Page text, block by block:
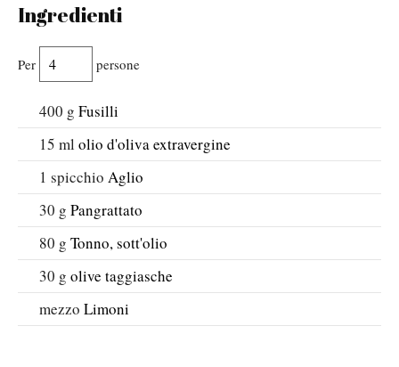
Ingredienti
Per persone
400 g Fusilli
15 ml olio d'oliva extravergine
1 spicchio Aglio
30 g Pangrattato
80 g Tonno, sott'olio
30 g olive taggiasche
mezzo Limoni